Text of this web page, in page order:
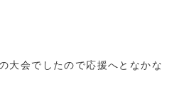
大会でしたので応援へとなかな